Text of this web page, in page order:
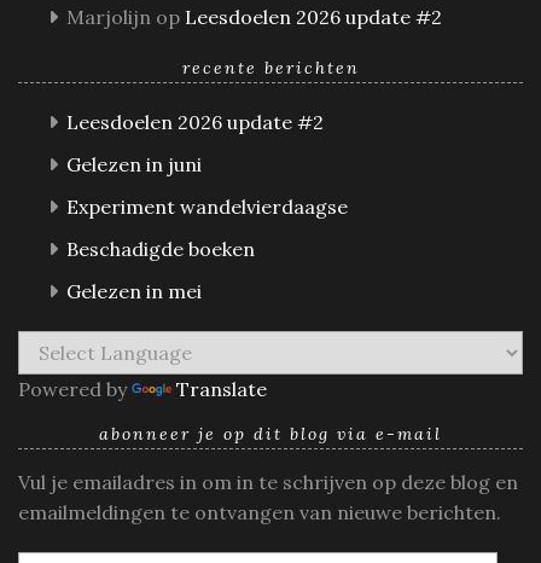
Marjolijn op Leesdoelen 2026 update #2
recente berichten
Leesdoelen 2026 update #2
Gelezen in juni
Experiment wandelvierdaagse
Beschadigde boeken
Gelezen in mei
Powered by Translate
abonneer je op dit blog via e-mail
Vul je emailadres in om in te schrijven op deze blog en
emailmeldingen te ontvangen van nieuwe berichten.